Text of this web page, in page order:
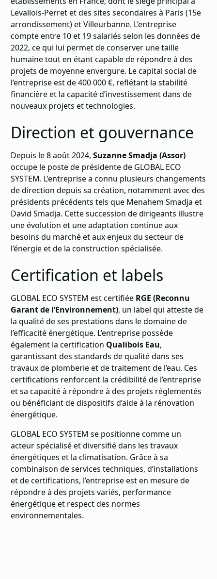
Levallois-Perret et des sites secondaires à Paris (15e
arrondissement) et Villeurbanne. L’entreprise
compte entre 10 et 19 salariés selon les données de
2022, ce qui lui permet de conserver une taille
humaine tout en étant capable de répondre à des
projets de moyenne envergure. Le capital social de
l’entreprise est de 400 000 €, reflétant la stabilité
financière et la capacité d’investissement dans de
nouveaux projets et technologies.
Direction et gouvernance
Depuis le 8 août 2024,Suzanne Smadja (Assor)
occupe le poste de présidente de GLOBAL ECO
SYSTEM. L’entreprise a connu plusieurs changements
de direction depuis sa création, notamment avec des
présidents précédents tels que Menahem Smadja et
David Smadja. Cette succession de dirigeants illustre
une évolution et une adaptation continue aux
besoins du marché et aux enjeux du secteur de
l’énergie et de la construction spécialisée.
Certification et labels
GLOBAL ECO SYSTEM est certifiée RGE (Reconnu
Garant de l’Environnement), un label qui atteste de
la qualité de ses prestations dans le domaine de
l’efficacité énergétique. L’entreprise possède
également la certification Qualibois Eau,
garantissant des standards de qualité dans ses
travaux de plomberie et de traitement de l’eau. Ces
certifications renforcent la crédibilité de l’entreprise
et sa capacité à répondre à des projets réglementés
ou bénéficiant de dispositifs d’aide à la rénovation
énergétique.
GLOBAL ECO SYSTEM se positionne comme un
acteur spécialisé et diversifié dans les travaux
énergétiques et la climatisation. Grâce à sa
combinaison de services techniques, d’installations
et de certifications, l’entreprise est en mesure de
répondre à des projets variés, performance
énergétique et respect des normes
environnementales.